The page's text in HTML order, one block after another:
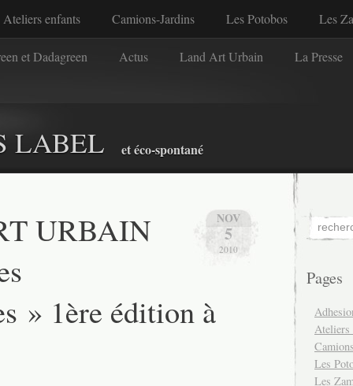
Ateliers enfants Camions-Jardins Les Potobos Les
et Dadagreen Actus Land Art Urbain La Presse
LABEL et éco-spontané
NOV
5
2010
URBAIN
» 1ère édition à
Pages
Ateliers
Les
Les